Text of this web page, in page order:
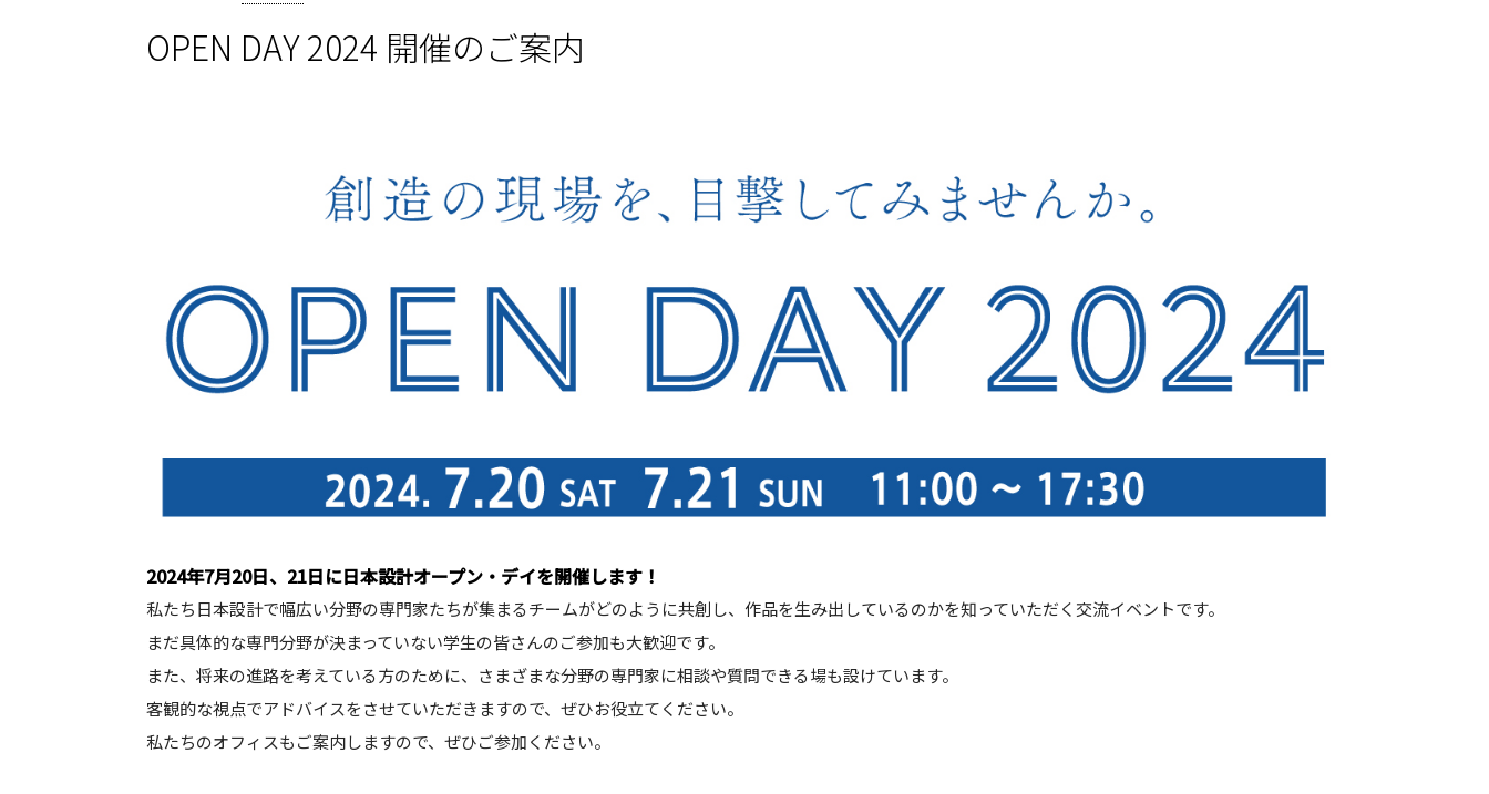
OPEN DAY 2024 開催のご案内
2024年7月20日、21日に日本設計オープン・デイを開催します！
私たち日本設計で幅広い分野の専門家たちが集まるチームがどのように共創し、作品を生み出しているのかを知っていただく交流イベントです。
まだ具体的な専門分野が決まっていない学生の皆さんのご参加も大歓迎です。
また、将来の進路を考えている方のために、さまざまな分野の専門家に相談や質問できる場も設けています。
客観的な視点でアドバイスをさせていただきますので、ぜひお役立てください。
私たちのオフィスもご案内しますので、ぜひご参加ください。